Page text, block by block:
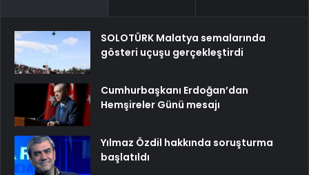
SOLOTÜRK Malatya semalarında
gösteri uçuşu gerçekleştirdi
Cumhurbaşkanı Erdoğan’dan
Hemşireler Günü mesajı
Yılmaz Özdil hakkında soruşturma
başlatıldı